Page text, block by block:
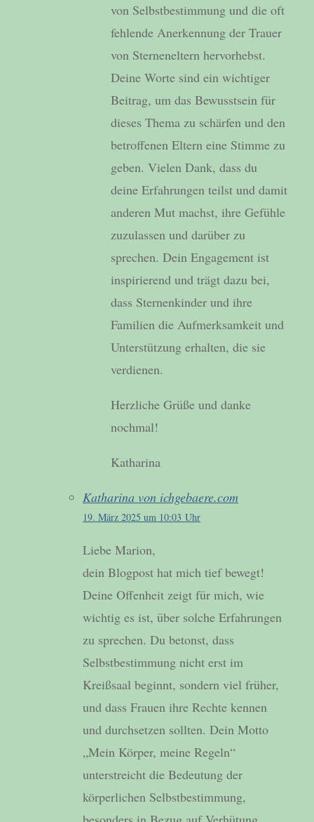
von Selbstbestimmung und die oft
fehlende Anerkennung der Trauer
von Sterneneltern hervorhebst.
Deine Worte sind ein wichtiger
Beitrag, um das Bewusstsein für
dieses Thema zu schärfen und den
betroffenen Eltern eine Stimme zu
geben. Vielen Dank, dass du
deine Erfahrungen teilst und damit
anderen Mut machst, ihre Gefühle
zuzulassen und darüber zu
sprechen. Dein Engagement ist
inspirierend und trägt dazu bei,
dass Sternenkinder und ihre
Familien die Aufmerksamkeit und
Unterstützung erhalten, die sie
verdienen.
Herzliche Grüße und danke
nochmal!
Katharina
Katharina von ichgebaere.com
19. März 2025 um 10:03 Uhr
Liebe Marion,
dein Blogpost hat mich tief bewegt!
Deine Offenheit zeigt für mich, wie
wichtig es ist, über solche Erfahrungen
zu sprechen. Du betonst, dass
Selbstbestimmung nicht erst im
Kreißsaal beginnt, sondern viel früher,
und dass Frauen ihre Rechte kennen
und durchsetzen sollten. Dein Motto
„Mein Körper, meine Regeln“
unterstreicht die Bedeutung der
körperlichen Selbstbestimmung,